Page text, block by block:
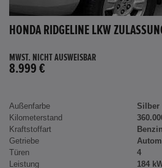
HONDA RIDGELINE LKW
MWST. NICHT AUSWEISBAR
8.999 €
Außenfarbe
Silber
Kilometerstand
Kraftstoffart
Benzin
Getriebe
Türen
4
Leistung
184